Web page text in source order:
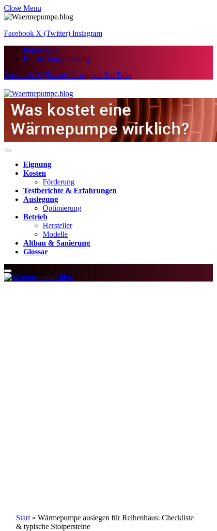
Close Menu
Facebook X (Twitter) Instagram
Impressum
Datenschutzerklärung
Facebook X (Twitter) InstagramYouTube
Eignung
Kosten
Förderung
Testberichte & Erfahrungen
Auslegung
Optimierung
Betrieb
Hersteller
Modelle
Altbau & Sanierung
Glossar
Start » Wärmepumpe auslegen für Reihenhaus: Checkliste
& typische Stolpersteine